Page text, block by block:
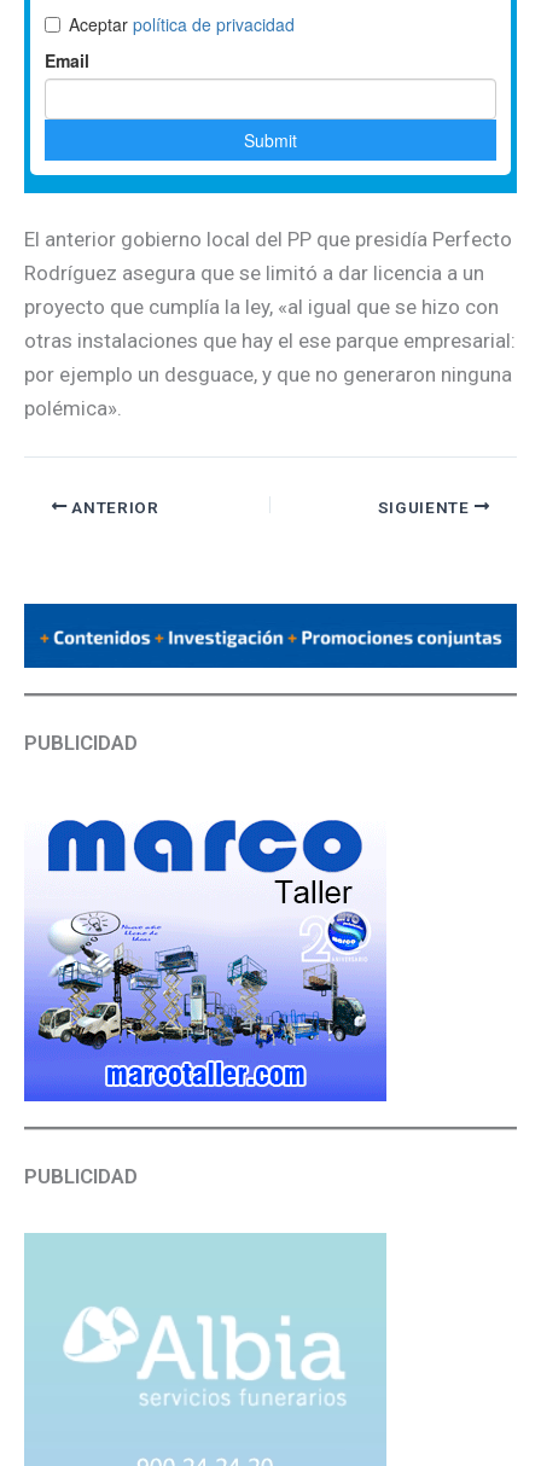
El anterior gobierno local del PP que presidía Perfecto
Rodríguez asegura que se limitó a dar licencia a un
proyecto que cumplía la ley, «al igual que se hizo con
otras instalaciones que hay el ese parque empresarial:
por ejemplo un desguace, y que no generaron ninguna
polémica».
ANTERIOR SIGUIENTE
PUBLICIDAD
PUBLICIDAD